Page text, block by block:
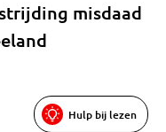
misdaad
Hulp bij lezen